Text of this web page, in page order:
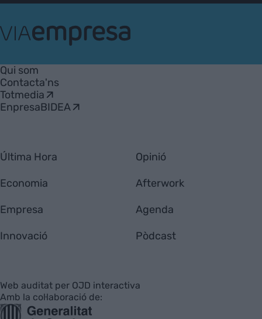
Empresa
Qui som
Contacta'ns
Totmedia
EnpresaBIDEA
Última Hora
Economia
Empresa
Innovació
Opinió
Afterwork
Agenda
Pòdcast
Web auditat per OJD interactiva
Amb la col·laboració de: